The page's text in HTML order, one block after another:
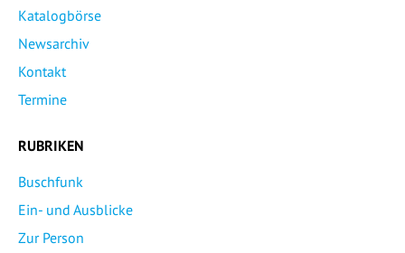
Katalogbörse
Newsarchiv
Kontakt
Termine
RUBRIKEN
Buschfunk
Ein- und Ausblicke
Zur Person